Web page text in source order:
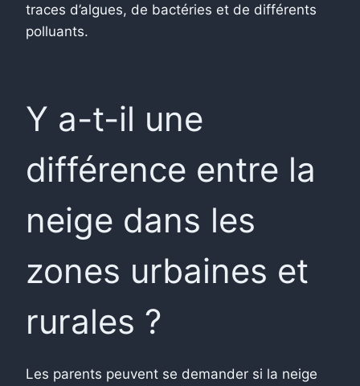
traces d’algues, de bactéries et de différents
polluants.
Y a-t-il une
différence entre la
neige dans les
zones urbaines et
rurales ?
Les parents peuvent se demander si la neige